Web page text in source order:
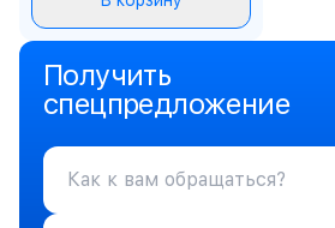
Получить
спецпредложение